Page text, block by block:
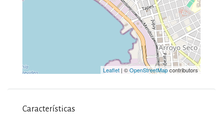
Leaflet | ©OpenStreetMapcontributors
Características